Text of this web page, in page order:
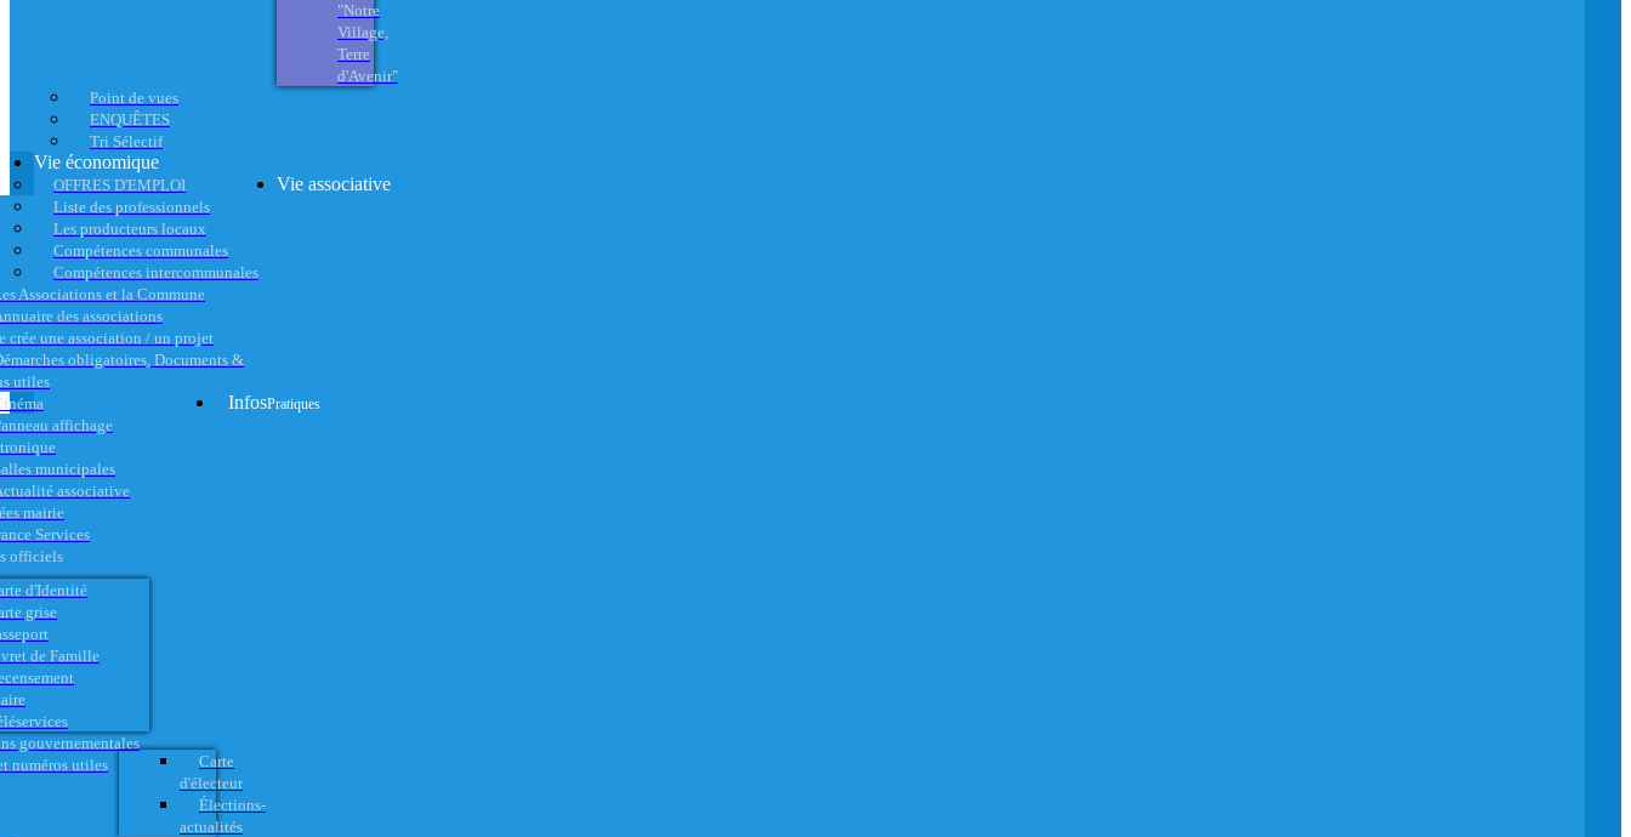
"Notre
Village,
Terre
d'Avenir"
Point de vues
ENQUÊTES
Tri Sélectif
Vie économique
OFFRES D'EMPLOI
Liste des professionnels
Les producteurs locaux
Compétences communales
Compétences intercommunales
Vie associative
Associations et la Commune
des associations
crée une association / un projet
obligatoires, Documents &
utiles
affichage
municipales
associative
InfosPratiques
mairie
Services
officiels
d'Identité
grise
de Famille
gouvernementales
numéros utiles
Carte
d'électeur
Élections-
actualités